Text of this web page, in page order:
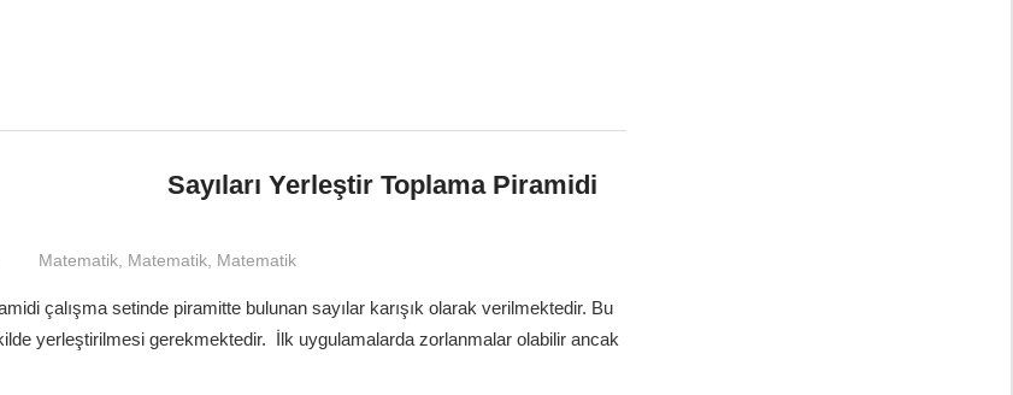
Sayıları Yerleştir Toplama Piramidi
Matematik, Matematik, Matematik
çalışma setinde piramitte bulunan sayılar karışık olarak verilmektedir. Bu
yerleştirilmesi gerekmektedir. İlk uygulamalarda zorlanmalar olabilir ancak